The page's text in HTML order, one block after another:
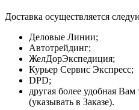
Доставка осуществляется
Деловые Линии;
Автотрейдинг;
ЖелДорЭкспедиция;
Курьер Сервис Экспресс;
DPD;
другая более удобная
(указывать в Заказе).